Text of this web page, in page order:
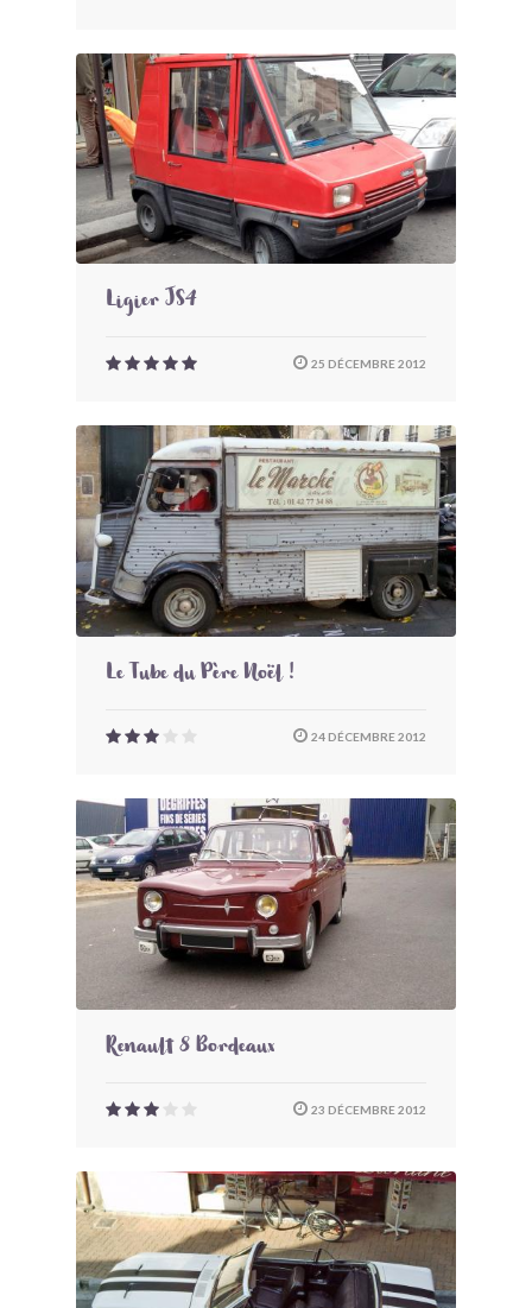
Ligier JS4
25 DÉCEMBRE 2012
Le Tube du Père Noël !
24 DÉCEMBRE 2012
Renault 8 Bordeaux
23 DÉCEMBRE 2012